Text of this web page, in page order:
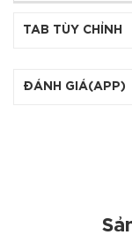
TAB TÙY CHỈNH
ĐÁNH GIÁ(APP)